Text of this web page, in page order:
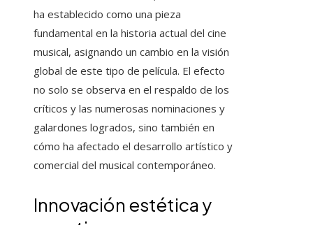
ha establecido como una pieza
fundamental en la historia actual del cine
musical, asignando un cambio en la visión
global de este tipo de película. El efecto
no solo se observa en el respaldo de los
críticos y las numerosas nominaciones y
galardones logrados, sino también en
cómo ha afectado el desarrollo artístico y
comercial del musical contemporáneo.
Innovación estética y